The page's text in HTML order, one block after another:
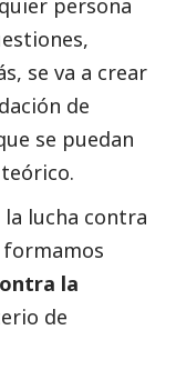
persona
se va a crear
de
se puedan
la lucha contra
la
de